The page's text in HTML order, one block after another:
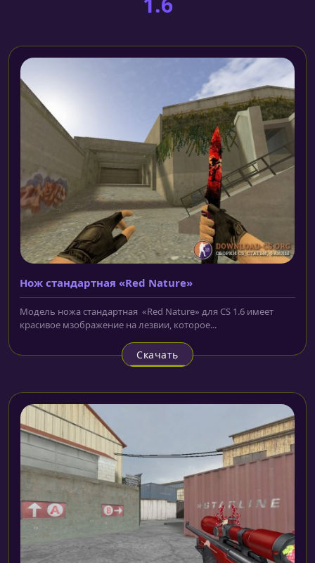
Нож cтандартная «Red Nature»
Модель ножа cтандартная «Red Nature» для CS 1.6 имеет
красивое мзображение на лезвии, которое...
Скачать